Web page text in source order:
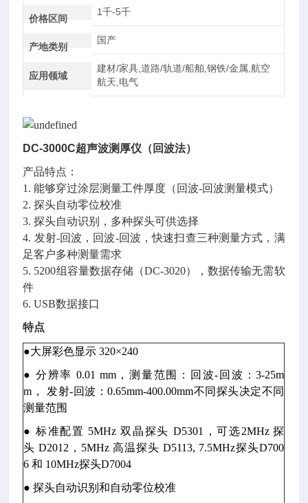
价格区间
1千-5千
产地类别
国产
应用领域
建材/家具,道路/轨道/船舶,钢铁/金属,航空
航天,电气
DC-3000C超声波测厚仪（回波法）
产品特点：
1. 能够穿过涂层测量工件厚度（回波-回波测量模式）
2. 探头自动零位校准
3. 探头自动识别，多种探头可供选择
4. 发射-回波，回波-回波，快速扫查三种测量方式，满
足客户多种测量需求
5. 5200组容量数据存储（DC-3020），数据传输无需软
件
6. USB数据接口
特点
●大屏彩色显示 320×240
● 分辨率 0.01 mm，测量范围：回波-回波：3-25m
m， 发射-回波：0.65mm-400.00mm不同探头决定不同
测量范围
● 标准配置 5MHz 双晶探头 D5301，可选2MHz 探
头 D2012，5MHz 高温探头 D5113, 7.5MHz探头D700
6 和 10MHz探头D7004
● 探头自动识别和自动零位校准